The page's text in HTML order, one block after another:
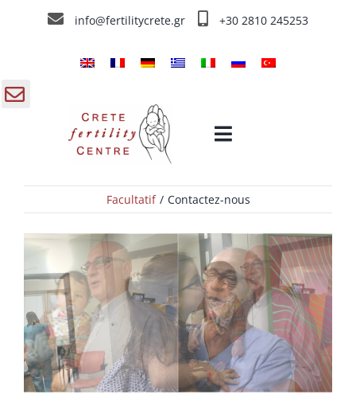
info@fertilitycrete.gr +30 2810 245253
Toggle
Centre de Fécondation de Crête
Traitements de fecondation
Soins Complémentaires
Facultatif Contactez-nous